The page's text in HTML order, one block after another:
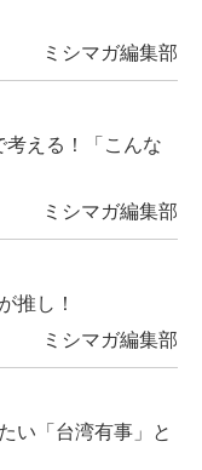
ミシマガ編集部
える！「こんな
ミシマガ編集部
推し！
ミシマガ編集部
い「台湾有事」と